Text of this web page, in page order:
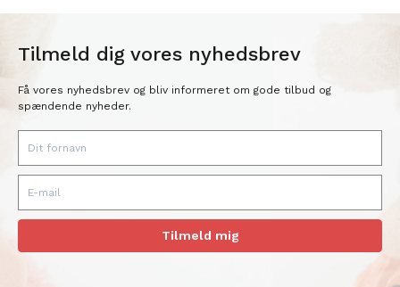
Tilmeld dig vores nyhedsbrev
Få vores nyhedsbrev og bliv informeret om gode tilbud og
spændende nyheder.
Tilmeld mig